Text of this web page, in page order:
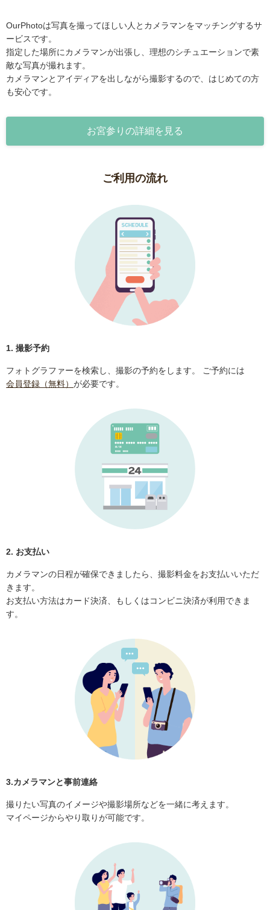
OurPhotoは写真を撮ってほしい人とカメラマンをマッチングするサ
ービスです。
指定した場所にカメラマンが出張し、理想のシチュエーションで素
敵な写真が撮れます。
カメラマンとアイディアを出しながら撮影するので、はじめての方
も安心です。
お宮参りの詳細を見る
ご利用の流れ
1. 撮影予約
フォトグラファーを検索し、撮影の予約をします。 ご予約には
会員登録（無料） が必要です。
2. お支払い
カメラマンの日程が確保できましたら、撮影料金をお支払いいただ
きます。
お支払い方法はカード決済、もしくはコンビニ決済が利用できま
す。
3.カメラマンと事前連絡
撮りたい写真のイメージや撮影場所などを一緒に考えます。
マイページからやり取りが可能です。